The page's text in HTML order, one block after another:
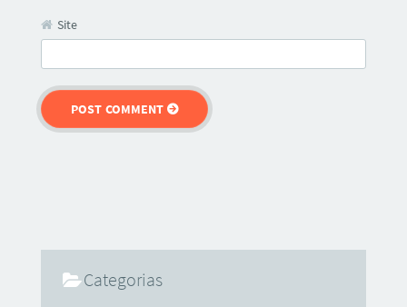
Site
Categorias